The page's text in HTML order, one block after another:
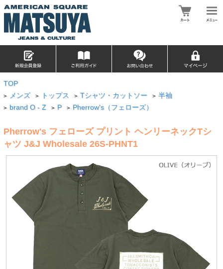
TOP
> メンズ > トップス > Tシャツ・カットソー > 半袖
> brand O - Z > P > Pherrow's（フェローズ）
Pherrow's フェローズ プリント ヘンリーネックTシ
ャツ J&J Wholesale 26S-PHNT1